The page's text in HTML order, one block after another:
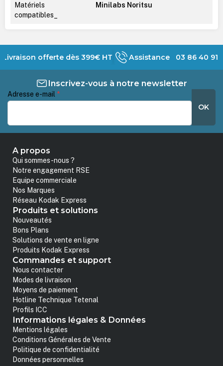
Matériels
compatibles_
Minilabs Noritsu
Livraison offerte dès 399€ HT Assistance 03 86 40 91
Inscrivez-vous à notre newsletter
Adresse e-mail *
OK
A propos
Qui sommes-nous ?
Notre engagement RSE
Equipe commerciale
Nos Marques
Réseau Kodak Express
Produits et solutions
Nouveautés
Bons Plans
Solutions de vente en ligne
Produits Kodak Express
Commandes et support
Nous contacter
Modes de livraison
Moyens de paiement
Hotline Technique Tetenal
Profils ICC
Informations légales & Données
Mentions légales
Conditions Générales de Vente
Politique de confidentialité
Données personnelles